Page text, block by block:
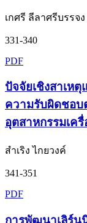
เกศรี ลีลาศรีบรรจง
331-340
PDF
ปัจจัยเชิงสาเห
ความรับผิดชอบ
อุตสาหกรรมเค
สำเริง ไกยวงค์
341-351
PDF
การพัฒนาเลิร์น